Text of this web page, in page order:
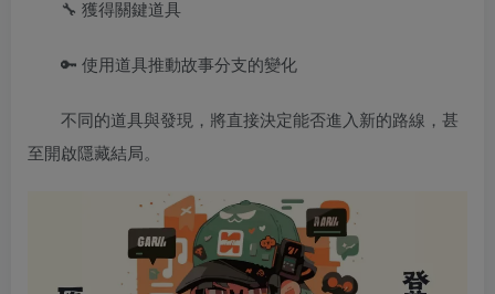
🔧 獲得關鍵道具
🔑 使用道具推動故事分支的變化
不同的道具與發現，將直接決定能否進入新的路線，甚
至開啟隱藏結局。